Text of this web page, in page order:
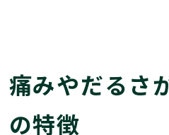
痛みやだるさ
の特徴